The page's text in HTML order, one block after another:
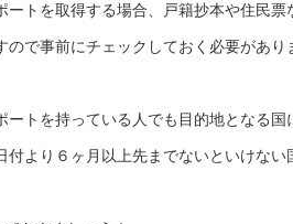
ートを取得する場合、戸籍抄本や住民
ので事前にチェックしておく必要があり
ートを持っている人でも目的地となる
付より６ヶ月以上先までないといけない